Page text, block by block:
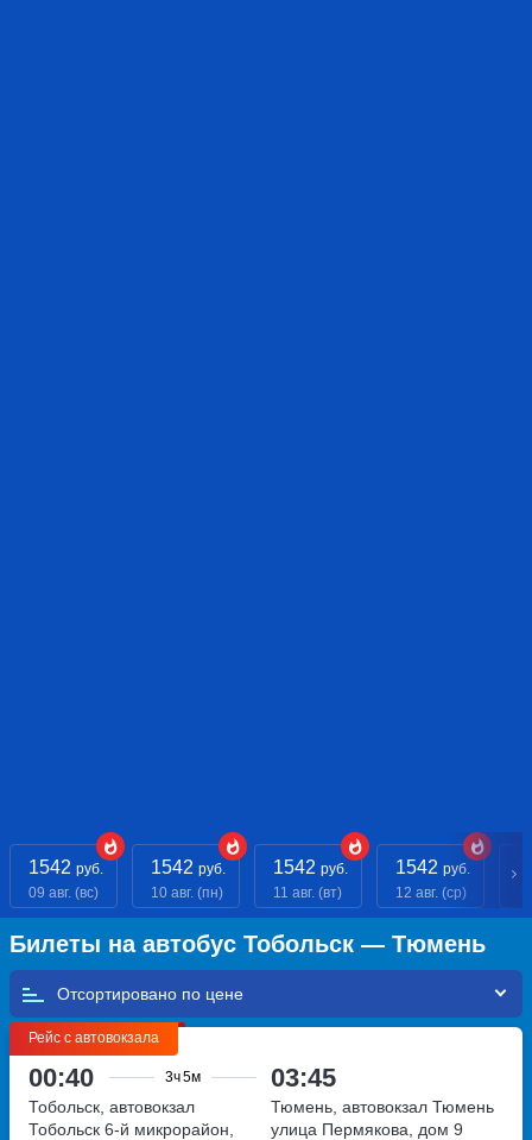
1542 руб.
09 авг. (вс)
1542 руб.
10 авг. (пн)
1542 руб.
11 авг. (вт)
1542 руб.
12 авг. (ср)
Билеты на автобус Тобольск — Тюмень
Отсортировано по
Рейс с автовокзала
00:40 3ч5м 03:45
Тобольск, автовокзал
Тобольск 6-й микрорайон,
Тюмень, автовокзал Тюмень
улица Пермякова, дом 9